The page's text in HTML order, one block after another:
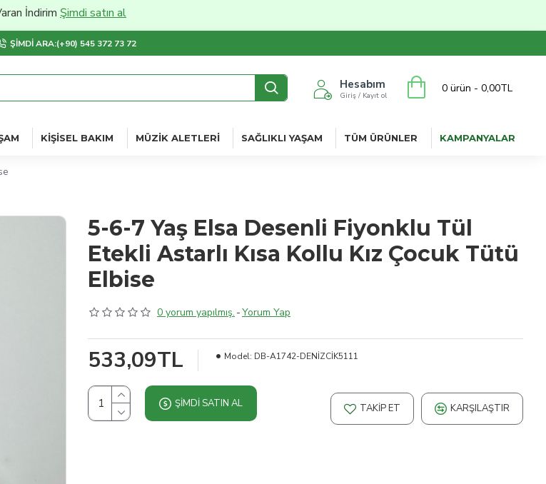
Şimdi satın al
ŞIMDI ARA:(+90) 545 372 73 72
Hesabım
Giriş / Kayıt ol
0 ürün - 0,00TL
KIŞISEL BAKIM MÜZIK ALETLERI SAĞLIKLI YAŞAM TÜM ÜRÜNLER KAMPANYALAR
5-6-7 Yaş Elsa Desenli Fiyonklu Tül
Etekli Astarlı Kısa Kollu Kız Çocuk Tütü
Elbise
0 yorum yapılmış. -Yorum Yap
533,09TL Model: DB-A1742-DENİZCİK5111
ŞIMDI SATIN AL TAKIP ET KARŞILAŞTIR